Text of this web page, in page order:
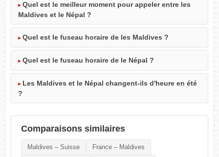
Quel est le meilleur moment pour appeler entre les
Maldives et le Népal ?
Quel est le fuseau horaire de les Maldives ?
Quel est le fuseau horaire de le Népal ?
Les Maldives et le Népal changent-ils d'heure en été
?
Comparaisons similaires
Maldives – Suisse France – Maldives